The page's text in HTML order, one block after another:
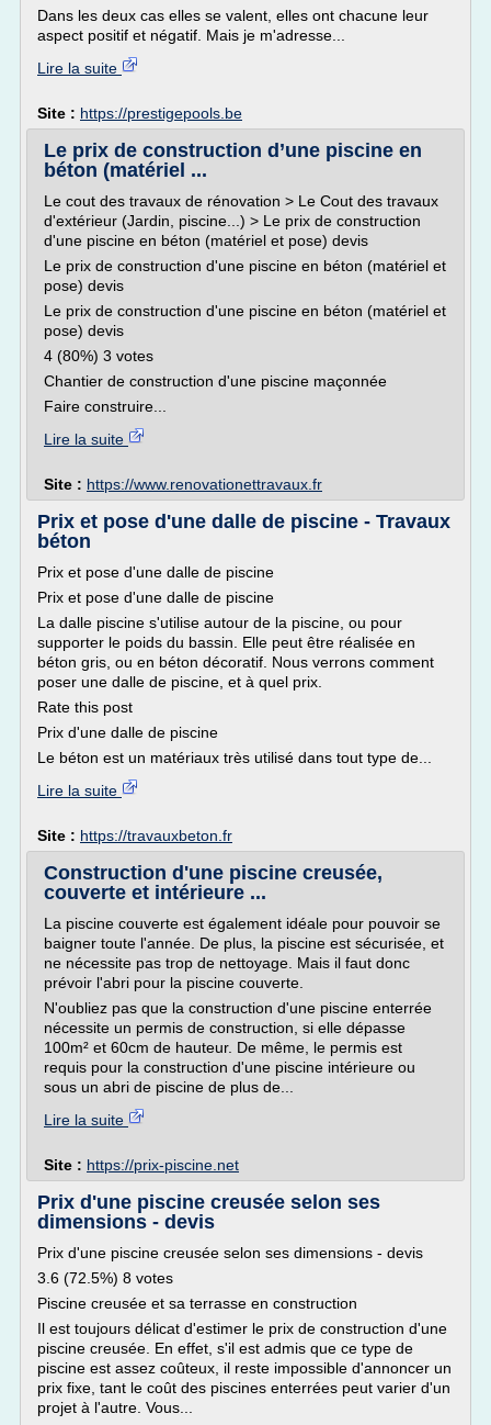
Dans les deux cas elles se valent, elles ont chacune leur
aspect positif et négatif. Mais je m'adresse...
Lire la suite
Site : https://prestigepools.be
Le prix de construction d’une piscine en
béton (matériel ...
Le cout des travaux de rénovation > Le Cout des travaux
d'extérieur (Jardin, piscine...) > Le prix de construction
d'une piscine en béton (matériel et pose) devis
Le prix de construction d'une piscine en béton (matériel et
pose) devis
Le prix de construction d'une piscine en béton (matériel et
pose) devis
4 (80%) 3 votes
Chantier de construction d'une piscine maçonnée
Faire construire...
Lire la suite
Site : https://www.renovationettravaux.fr
Prix et pose d'une dalle de piscine - Travaux
béton
Prix et pose d'une dalle de piscine
Prix et pose d'une dalle de piscine
La dalle piscine s'utilise autour de la piscine, ou pour
supporter le poids du bassin. Elle peut être réalisée en
béton gris, ou en béton décoratif. Nous verrons comment
poser une dalle de piscine, et à quel prix.
Rate this post
Prix d'une dalle de piscine
Le béton est un matériaux très utilisé dans tout type de...
Lire la suite
Site : https://travauxbeton.fr
Construction d'une piscine creusée,
couverte et intérieure ...
La piscine couverte est également idéale pour pouvoir se
baigner toute l'année. De plus, la piscine est sécurisée, et
ne nécessite pas trop de nettoyage. Mais il faut donc
prévoir l'abri pour la piscine couverte.
N'oubliez pas que la construction d'une piscine enterrée
nécessite un permis de construction, si elle dépasse
100m² et 60cm de hauteur. De même, le permis est
requis pour la construction d'une piscine intérieure ou
sous un abri de piscine de plus de...
Lire la suite
Site : https://prix-piscine.net
Prix d'une piscine creusée selon ses
dimensions - devis
Prix d'une piscine creusée selon ses dimensions - devis
3.6 (72.5%) 8 votes
Piscine creusée et sa terrasse en construction
Il est toujours délicat d'estimer le prix de construction d'une
piscine creusée. En effet, s'il est admis que ce type de
piscine est assez coûteux, il reste impossible d'annoncer un
prix fixe, tant le coût des piscines enterrées peut varier d'un
projet à l'autre. Vous...